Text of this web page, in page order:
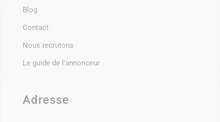
Blog
Contact
Nous recrutons
Le guide de l’annonceur
Adresse